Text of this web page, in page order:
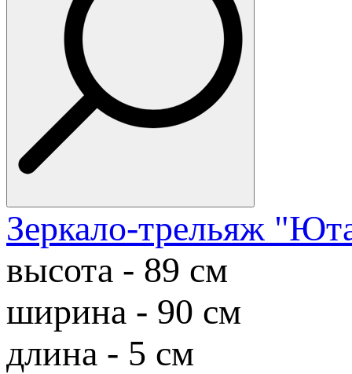
Зеркало-трельяж
высота - 89 см
ширина - 90 см
длина - 5 см